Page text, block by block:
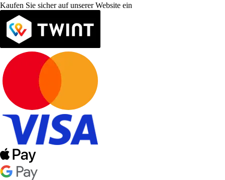
Kaufen Sie sicher auf unserer Website ein